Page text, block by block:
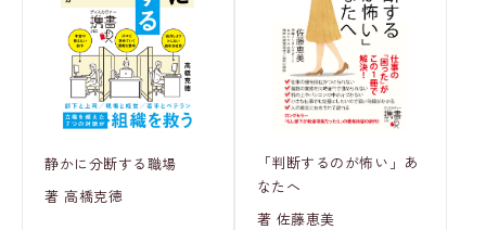
静かに分断する職場
著 高橋克徳
「判断するのが怖い」あ
なたへ
著 佐藤恵美